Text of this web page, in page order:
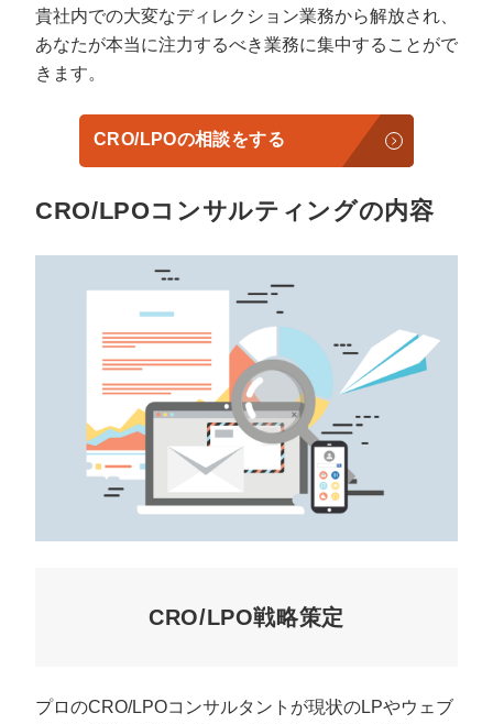
貴社内での大変なディレクション業務から解放され、
あなたが本当に注力するべき業務に集中することがで
きます。
CRO/LPOの相談をする
CRO/LPOコンサルティングの内容
CRO/LPO戦略策定
プロのCRO/LPOコンサルタントが現状のLPやウェブ